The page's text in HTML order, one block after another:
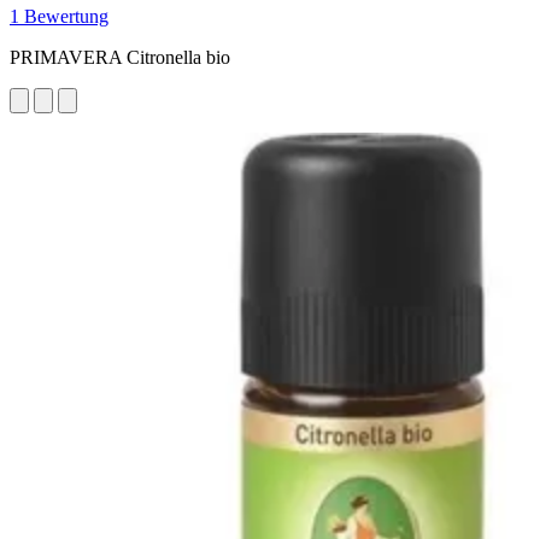
1 Bewertung
PRIMAVERA Citronella bio